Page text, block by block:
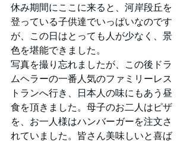
休み期間にここに来ると、河岸段丘を
登っている子供達でいっぱいなのです
が、この日はとっても人が少なく、景
色を堪能できました。
写真を撮り忘れましたが、この後ドラ
ムヘラーの一番人気のファミリーレス
トランへ行き、日本人の味にもあう昼
食を頂きました。母子のお二人はピザ
を、お一人様はハンバーガーを注文さ
れていました。皆さん美味しいと喜ば